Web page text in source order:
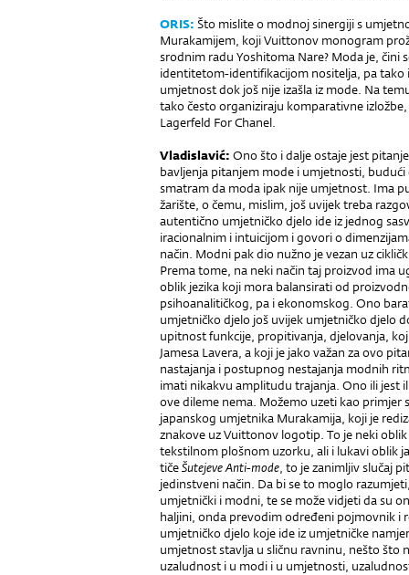
ORIS: Što mislite o modnoj sinergiji s
Murakamijem, koji Vuittonov monogram
srodnim radu Yoshitoma Nare? Moda je, čini
identitetom-identifikacijom nositelja, pa tako
umjetnost dok još nije izašla iz mode. Na
tako često organiziraju komparativne
Lagerfeld For Chanel.
Vladislavić: Ono što i dalje ostaje jest
bavljenja pitanjem mode i umjetnosti,
smatram da moda ipak nije umjetnost. Ima
žarište, o čemu, mislim, još uvijek treba
autentično umjetničko djelo ide iz jednog
iracionalnim i intuicijom i govori o
način. Modni pak dio nužno je vezan uz
Prema tome, na neki način taj proizvod ima
oblik jezika koji mora balansirati od
psihoanalitičkog, pa i ekonomskog. Ono
umjetničko djelo još uvijek umjetničko djelo
upitnost funkcije, propitivanja, djelovanja,
Jamesa Lavera, a koji je jako važan za ovo
nastajanja i postupnog nestajanja modnih
imati nikakvu amplitudu trajanja. Ono ili jest
ove dileme nema. Možemo uzeti kao primjer
japanskog umjetnika Murakamija, koji je
znakove uz Vuittonov logotip. To je neki
tekstilnom plošnom uzorku, ali i lukavi oblik
tičeŠutejeve Anti-mode, to je zanimljiv slučaj
jedinstveni način. Da bi se to moglo
umjetnički i modni, te se može vidjeti da su
haljini, onda prevodim određeni pojmovnik i
umjetničko djelo koje ide iz umjetničke
umjetnost stavlja u sličnu ravninu, nešto što
uzaludnost i u modi i u umjetnosti,